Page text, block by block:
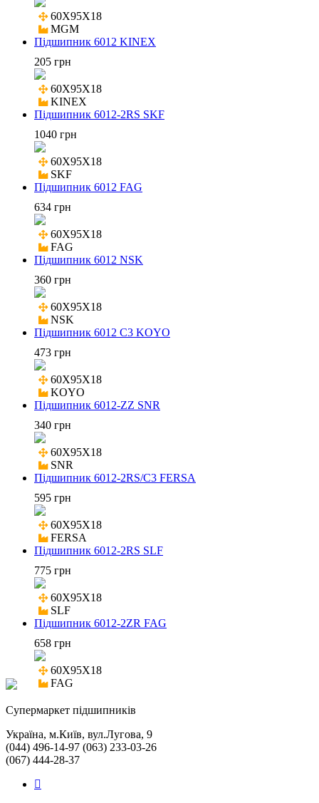
60X95X18
MGM
Підшипник 6012 KINEX
205 грн
60X95X18
KINEX
Підшипник 6012-2RS SKF
1040 грн
60X95X18
SKF
Підшипник 6012 FAG
634 грн
60X95X18
FAG
Підшипник 6012 NSK
360 грн
60X95X18
NSK
Підшипник 6012 C3 KOYO
473 грн
60X95X18
KOYO
Підшипник 6012-ZZ SNR
340 грн
60X95X18
SNR
Підшипник 6012-2RS/C3 FERSA
595 грн
60X95X18
FERSA
Підшипник 6012-2RS SLF
775 грн
60X95X18
SLF
Підшипник 6012-2ZR FAG
658 грн
60X95X18
FAG
Cупермаркет підшипників
Україна, м.Київ, вул.Лугова, 9
(044) 496-14-97 (063) 233-03-26
(067) 444-28-37